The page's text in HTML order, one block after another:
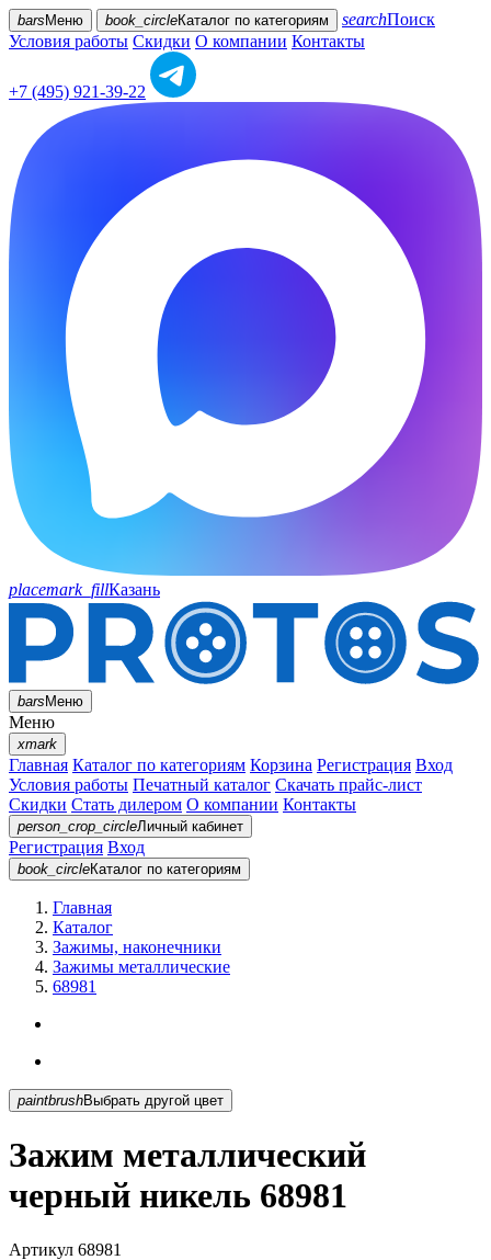
bars Меню book_circleКаталог по категориям searchПоиск
Условия работы Скидки О компании Контакты
+7 (495) 921-39-22
placemark_fillКазань
barsМеню
Меню
xmark
Главная Каталог по категориям Корзина Регистрация Вход
Условия работы Печатный каталог Скачать прайс-лист
Скидки Стать дилером О компании Контакты
person_crop_circleЛичный кабинет
Регистрация Вход
book_circleКаталог по категориям
Главная
Каталог
Зажимы, наконечники
Зажимы металлические
68981
paintbrush Выбрать другой цвет
Зажим металлический
черный никель 68981
Артикул 68981